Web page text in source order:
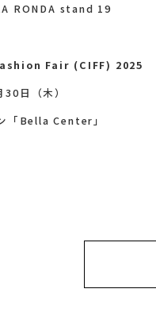
RONDA stand 19
Fair (CIFF) 2025
日（木）
「Bella Center」